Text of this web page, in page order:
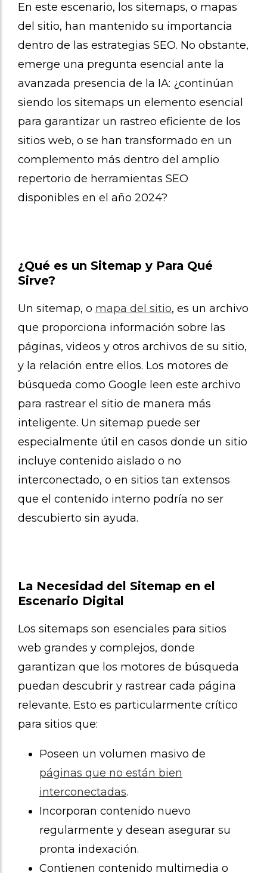
En este escenario, los sitemaps, o mapas
del sitio, han mantenido su importancia
dentro de las estrategias SEO. No obstante,
emerge una pregunta esencial ante la
avanzada presencia de la IA: ¿continúan
siendo los sitemaps un elemento esencial
para garantizar un rastreo eficiente de los
sitios web, o se han transformado en un
complemento más dentro del amplio
repertorio de herramientas SEO
disponibles en el año 2024?
¿Qué es un Sitemap y Para Qué
Sirve?
Un sitemap, o mapa del sitio, es un archivo
que proporciona información sobre las
páginas, videos y otros archivos de su sitio,
y la relación entre ellos. Los motores de
búsqueda como Google leen este archivo
para rastrear el sitio de manera más
inteligente. Un sitemap puede ser
especialmente útil en casos donde un sitio
incluye contenido aislado o no
interconectado, o en sitios tan extensos
que el contenido interno podría no ser
descubierto sin ayuda.
La Necesidad del Sitemap en el
Escenario Digital
Los sitemaps son esenciales para sitios
web grandes y complejos, donde
garantizan que los motores de búsqueda
puedan descubrir y rastrear cada página
relevante. Esto es particularmente crítico
para sitios que:
Poseen un volumen masivo de
páginas que no están bien
interconectadas.
Incorporan contenido nuevo
regularmente y desean asegurar su
pronta indexación.
Contienen contenido multimedia o